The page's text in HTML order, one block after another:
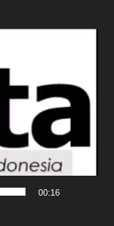
00:16